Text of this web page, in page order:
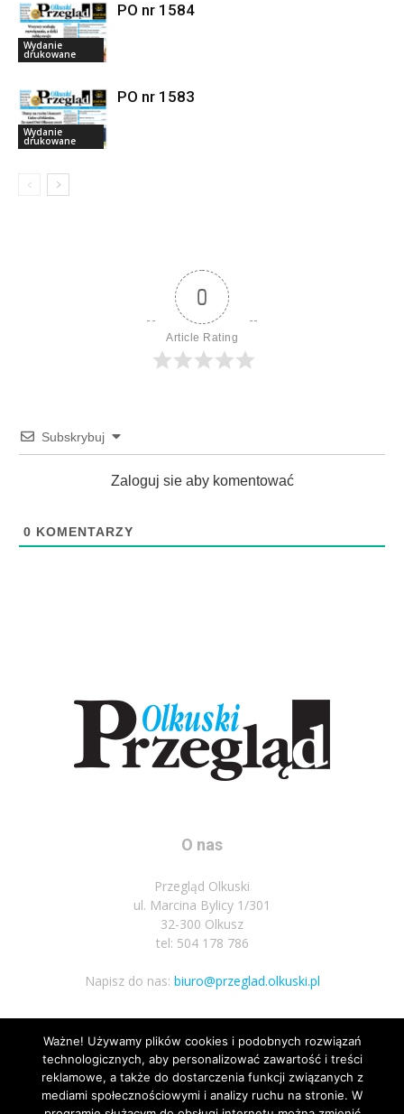
Wydanie
drukowane
PO nr 1584
Wydanie
drukowane
PO nr 1583
0
Article Rating
Subskrybuj
Zaloguj sie aby komentować
0 KOMENTARZY
O nas
Przegląd Olkuski
ul. Marcina Bylicy 1/301
32-300 Olkusz
tel: 504 178 786
Napisz do nas: biuro@przeglad.olkuski.pl
Podążaj za nami
Ważne! Używamy plików cookies i podobnych rozwiązań
technologicznych, aby personalizować zawartość i treści
reklamowe, a także do dostarczenia funkcji związanych z
mediami społecznościowymi i analizy ruchu na stronie. W